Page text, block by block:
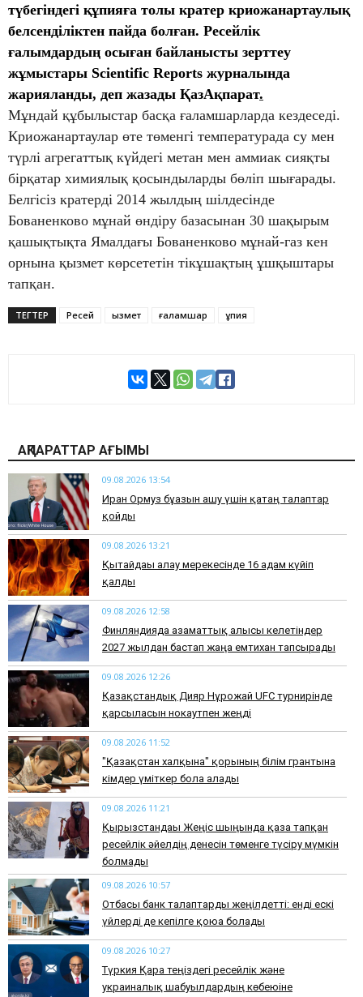
түбегіндегі құпияға толы кратер криожанартаулық
белсенділіктен пайда болған. Ресейлік
ғалымдардың осыған байланысты зерттеу
жұмыстары Scientific Reports журналында
жарияланды, деп жазады ҚазАқпарат.
Мұндай құбылыстар басқа ғаламшарларда кездеседі.
Криожанартаулар өте төменгі температурада су мен
түрлі агрегаттық күйдегі метан мен аммиак сияқты
бірқатар химиялық қосындыларды бөліп шығарады.
Белгісіз кратерді 2014 жылдың шілдесінде
Бованенково мұнай өндіру базасынан 30 шақырым
қашықтықта Ямалдағы Бованенково мұнай-газ кен
орнына қызмет көрсететін тікұшақтың ұшқыштары
тапқан.
ТЕГТЕР Ресей қызмет ғаламшар құпия
АҚПАРАТТАР АҒЫМЫ
09.08.2026 13:54
Иран Ормуз бұғазын ашу үшін қатаң талаптар
қойды
09.08.2026 13:21
Қытайдағы алау мерекесінде 16 адам күйіп
қалды
09.08.2026 12:58
Финляндияда азаматтық алғысы келетіндер
2027 жылдан бастап жаңа емтихан тапсырады
09.08.2026 12:26
Қазақстандық Дияр Нұрғожай UFC турнирінде
қарсыласын нокаутпен жеңді
09.08.2026 11:52
"Қазақстан халқына" қорының білім грантына
кімдер үміткер бола алады
09.08.2026 11:21
Қырғызстандағы Жеңіс шыңында қаза тапқан
ресейлік әйелдің денесін төменге түсіру мүмкін
болмады
09.08.2026 10:57
Отбасы банк талаптарды жеңілдетті: енді ескі
үйлерді де кепілге қоюға болады
09.08.2026 10:27
Түркия Қара теңіздегі ресейлік және
украиналық шабуылдардың көбеюіне